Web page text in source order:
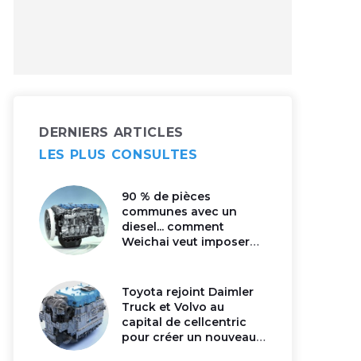
DERNIERS ARTICLES
LES PLUS CONSULTES
90 % de pièces
communes avec un
diesel... comment
Weichai veut imposer
Toyota rejoint Daimler
Truck et Volvo au
capital de cellcentric
pour créer un nouveau